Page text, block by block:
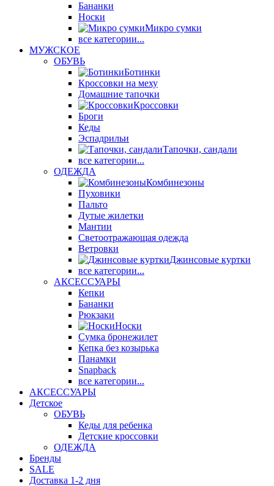
Бананки
Носки
Микро сумки
все категории...
МУЖСКОЕ
ОБУВЬ
Ботинки
Кроссовки на меху
Домашние тапочки
Кроссовки
Броги
Кеды
Эспадрильи
Тапочки, сандали
все категории...
ОДЕЖДА
Комбинезоны
Пуховики
Пальто
Дутые жилетки
Мантии
Светоотражающая одежда
Ветровки
Джинсовые куртки
все категории...
АКСЕССУАРЫ
Кепки
Бананки
Рюкзаки
Носки
Сумка бронежилет
Кепка без козырька
Панамки
Snapback
все категории...
АКСЕССУАРЫ
Детское
ОБУВЬ
Кеды для ребенка
Детские кроссовки
ОДЕЖДА
Бренды
SALE
Доставка 1-2 дня